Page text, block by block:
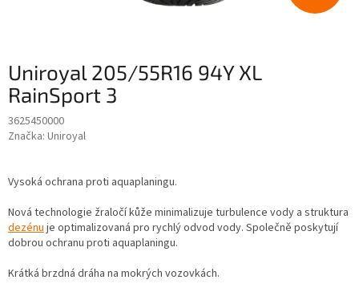
Uniroyal 205/55R16 94Y XL
RainSport 3
3625450000
Značka: Uniroyal
Vysoká ochrana proti aquaplaningu.
Nová technologie žraločí kůže minimalizuje turbulence vody a struktura
dezénu je optimalizovaná pro rychlý odvod vody. Společně poskytují
dobrou ochranu proti aquaplaningu.
Krátká brzdná dráha na mokrých vozovkách.